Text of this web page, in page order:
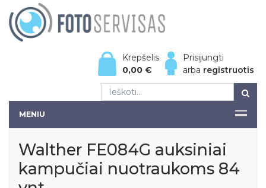
Prisijungti
arba registruotis
Krepšelis
0,00 €
MENIU
Walther FE084G auksiniai
kampučiai nuotraukoms 84